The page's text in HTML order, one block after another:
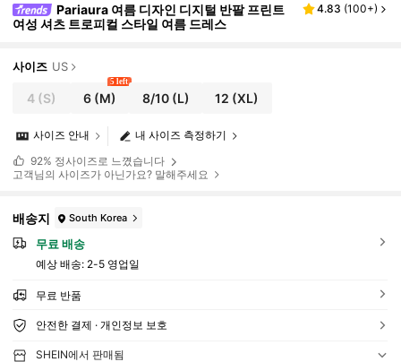
Pariaura 여름 디자인 디지털 반팔 프린트
여성 셔츠 트로피컬 스타일 여름 드레스
4.83 (100+)
사이즈 US
4 (S) 6 (M)
5 left
8/10(L) 12 (XL)
내 사이즈 측정하기
사이즈 안내
92% 정사이즈로 느꼈습니다
고객님의 사이즈가 아닌가요? 말해주세요
배송지 South Korea
무료 배송
예상 배송: 2-5 영업일
무료 반품
안전한 결제 · 개인정보 보호
SHEIN에서 판매됨